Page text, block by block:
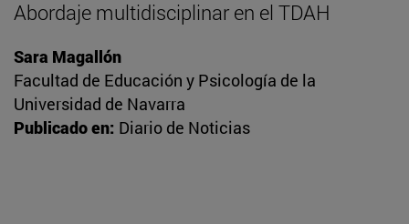
Abordaje multidisciplinar en el TDAH
Sara Magallón
Facultad de Educación y Psicología de la
Universidad de Navarra
Publicado en: Diario de Noticias